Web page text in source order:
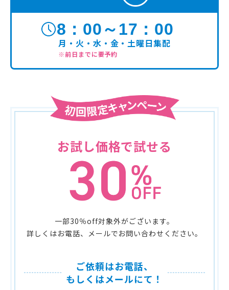
8：00～17：00
月・火・水・金・土曜日集配
※前日までに要予約
お試し価格で試せる
一部30％off対象外がございます。
詳しくはお電話、メールでお問い合わせください。
ご依頼はお電話、
もしくはメールにて！